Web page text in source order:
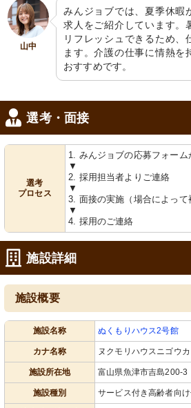
山中
みんジョブでは、夏季休暇
求人をご紹介しています。
リフレッシュできるため、
ます。介護の仕事に情熱を
おすすめです。
選考・面接
選考
プロセス
1. みんジョブの応募フォーム
▼
2. 採用担当者よりご連絡
▼
3. 面接の実施（場合によって
▼
4. 採用のご連絡
施設詳細
施設概要
施設名称 ぬくもりハウス2号館
カナ名称 ヌクモリハウスニゴウ
施設所在地 富山県魚津市吉島200-3
施設種別 サービス付き高齢者向